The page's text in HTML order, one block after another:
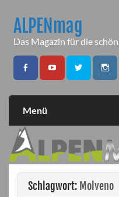
contentALPENmag
Das Magazin für die
Menü
Schlagwort: Molveno